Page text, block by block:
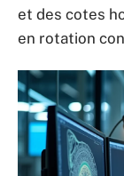
et des cotes
en rotation